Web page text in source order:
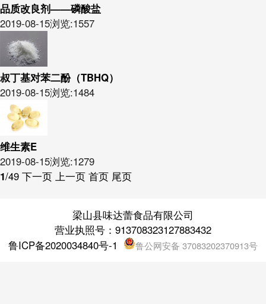
品质改良剂——磷酸盐
2019-08-15浏览:1557
叔丁基对苯二酚（TBHQ）
2019-08-15浏览:1484
维生素E
2019-08-15浏览:1279
1/49 下一页 上一页 首页 尾页
梁山县味达蕾食品有限公司
营业执照号：913708323127883432
鲁ICP备2020034840号-1
鲁公网安备 37083202370913号